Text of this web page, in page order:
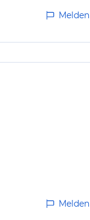
Melden
Melden